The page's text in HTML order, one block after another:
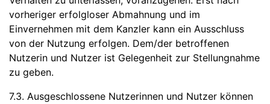
vorheriger erfolgloser Abmahnung und im
Einvernehmen mit dem Kanzler kann ein Ausschluss
von der Nutzung erfolgen. Dem/der betroffenen
Nutzerin und Nutzer ist Gelegenheit zur Stellungnahme
zu geben.
7.3. Ausgeschlossene Nutzerinnen und Nutzer können